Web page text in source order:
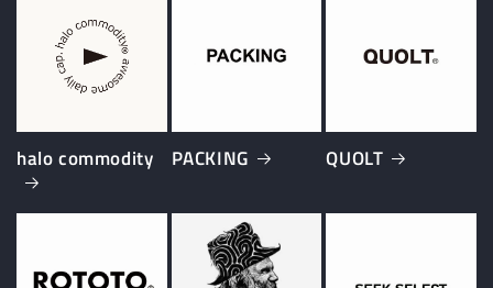
halo commodity PACKING QUOLT